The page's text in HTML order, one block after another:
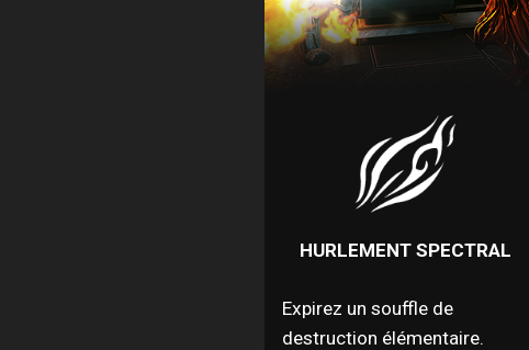
HURLEMENT SPECTRAL
Expirez un souffle de
destruction élémentaire.